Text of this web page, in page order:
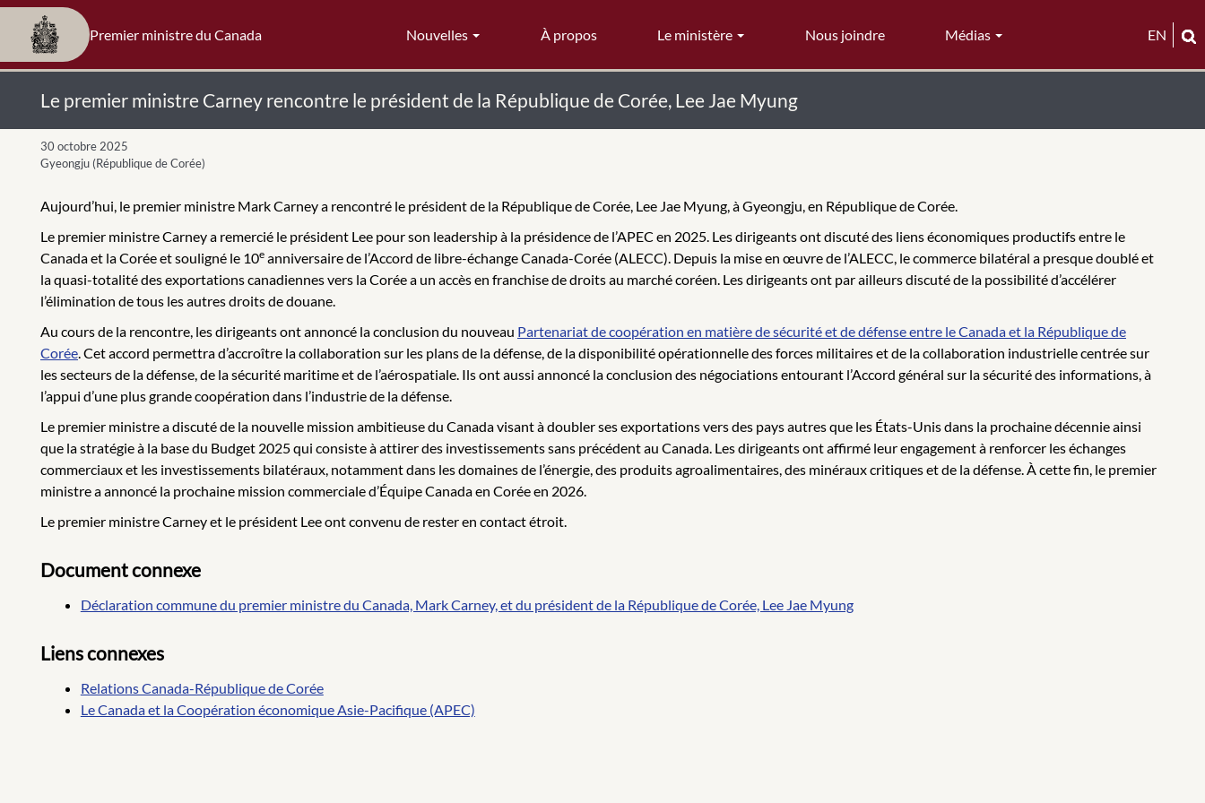
Premier ministre du Canada Nouvelles À propos Le ministère Nous joindre Médias EN
Le premier ministre Carney rencontre le président de la République de Corée, Lee Jae Myung
30 octobre 2025
Gyeongju (République de Corée)
Aujourd’hui, le premier ministre Mark Carney a rencontré le président de la République de Corée, Lee Jae Myung, à Gyeongju, en République de Corée.
Le premier ministre Carney a remercié le président Lee pour son leadership à la présidence de l’APEC en 2025. Les dirigeants ont discuté des liens économiques productifs entre le
Canada et la Corée et souligné le 10e anniversaire de l’Accord de libre-échange Canada-Corée (ALECC). Depuis la mise en œuvre de l’ALECC, le commerce bilatéral a presque doublé et
la quasi-totalité des exportations canadiennes vers la Corée a un accès en franchise de droits au marché coréen. Les dirigeants ont par ailleurs discuté de la possibilité d’accélérer
l’élimination de tous les autres droits de douane.
Au cours de la rencontre, les dirigeants ont annoncé la conclusion du nouveau Partenariat de coopération en matière de sécurité et de défense entre le Canada et la République de
Corée. Cet accord permettra d’accroître la collaboration sur les plans de la défense, de la disponibilité opérationnelle des forces militaires et de la collaboration industrielle centrée sur
les secteurs de la défense, de la sécurité maritime et de l’aérospatiale. Ils ont aussi annoncé la conclusion des négociations entourant l’Accord général sur la sécurité des informations, à
l’appui d’une plus grande coopération dans l’industrie de la défense.
Le premier ministre a discuté de la nouvelle mission ambitieuse du Canada visant à doubler ses exportations vers des pays autres que les États-Unis dans la prochaine décennie ainsi
que la stratégie à la base du Budget 2025 qui consiste à attirer des investissements sans précédent au Canada. Les dirigeants ont affirmé leur engagement à renforcer les échanges
commerciaux et les investissements bilatéraux, notamment dans les domaines de l’énergie, des produits agroalimentaires, des minéraux critiques et de la défense. À cette fin, le premier
ministre a annoncé la prochaine mission commerciale d’Équipe Canada en Corée en 2026.
Le premier ministre Carney et le président Lee ont convenu de rester en contact étroit.
Document connexe
Déclaration commune du premier ministre du Canada, Mark Carney, et du président de la République de Corée, Lee Jae Myung
Liens connexes
Relations Canada-République de Corée
Le Canada et la Coopération économique Asie-Pacifique (APEC)